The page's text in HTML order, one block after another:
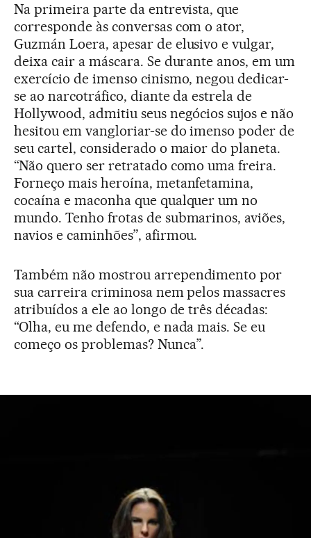
Na primeira parte da entrevista, que
corresponde às conversas com o ator,
Guzmán Loera, apesar de elusivo e vulgar,
deixa cair a máscara. Se durante anos, em um
exercício de imenso cinismo, negou dedicar-
se ao narcotráfico, diante da estrela de
Hollywood, admitiu seus negócios sujos e não
hesitou em vangloriar-se do imenso poder de
seu cartel, considerado o maior do planeta.
“Não quero ser retratado como uma freira.
Forneço mais heroína, metanfetamina,
cocaína e maconha que qualquer um no
mundo. Tenho frotas de submarinos, aviões,
navios e caminhões”, afirmou.
Também não mostrou arrependimento por
sua carreira criminosa nem pelos massacres
atribuídos a ele ao longo de três décadas:
“Olha, eu me defendo, e nada mais. Se eu
começo os problemas? Nunca”.